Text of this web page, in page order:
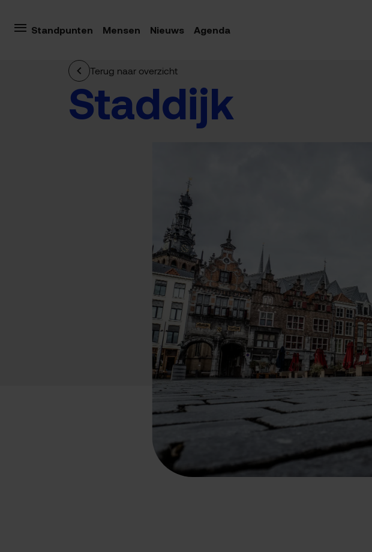
Standpunten Mensen Nieuws Agenda
Terug naar overzicht
Staddijk